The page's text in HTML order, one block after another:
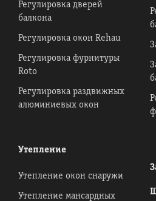
Регулировка дверей
балкона
Регулировка окон Rehau
Регулировка фурнитуры
Roto
Регулировка раздвижных
алюминиевых окон
Утепление
Утепление окон снаружи
Утепление мансардных